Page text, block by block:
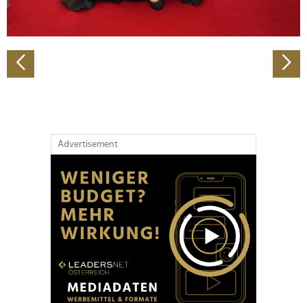
zu können und die Zugriffe auf unsere Website zu
Verwendung unserer Website an unsere Partner für
soziale Medien, Werbung und Analysen weiter. Unsere
Partner führen diese Informationen möglicherweise mit
Advertisement